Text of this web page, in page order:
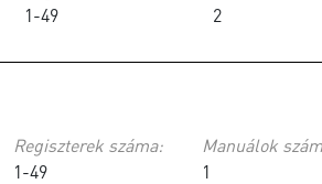
1-49
2
Regiszterek száma:
1-49
Manuálok
1